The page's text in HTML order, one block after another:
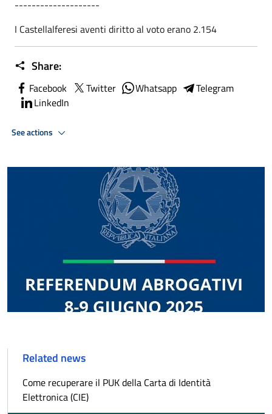
--------------------
I Castellalferesi aventi diritto al voto erano 2.154
Share:
Facebook Twitter Whatsapp
Telegram
LinkedIn
See actions
Related news
Come recuperare il PUK della Carta di Identità
Elettronica (CIE)